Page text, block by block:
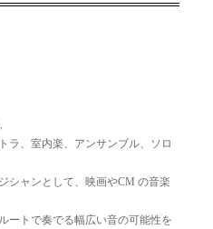
ラ、室内楽、アンサンブル、ソロ
シャンとして、映画やCM の音楽
ートで奏でる幅広い音の可能性を